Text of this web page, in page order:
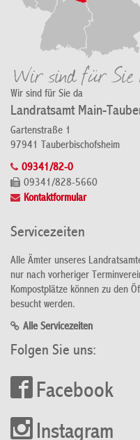
Wir sind für Sie da
Landratsamt Main-
Gartenstraße 1
97941 Tauberbischofsheim
09341/82-0
09341/828-5660
Kontaktformular
Servicezeiten
Alle Ämter unseres
nur nach vorheriger
Kompostplätze können zu den
besucht werden.
Alle Servicezeiten
Folgen Sie uns:
Facebook
Instagram